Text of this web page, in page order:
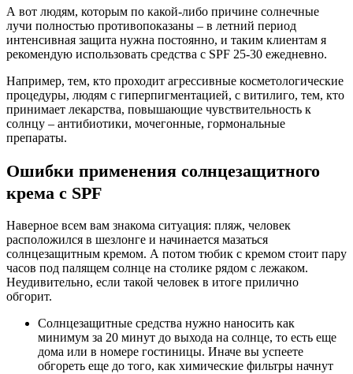
А вот людям, которым по какой-либо причине солнечные
лучи полностью противопоказаны – в летний период
интенсивная защита нужна постоянно, и таким клиентам я
рекомендую использовать средства с SPF 25-30 ежедневно.
Например, тем, кто проходит агрессивные косметологические
процедуры, людям с гиперпигментацией, с витилиго, тем, кто
принимает лекарства, повышающие чувствительность к
солнцу – антибиотики, мочегонные, гормональные
препараты.
Ошибки применения солнцезащитного
крема с SPF
Наверное всем вам знакома ситуация: пляж, человек
расположился в шезлонге и начинается мазаться
солнцезащитным кремом. А потом тюбик с кремом стоит пару
часов под палящем солнце на столике рядом с лежаком.
Неудивительно, если такой человек в итоге прилично
обгорит.
Солнцезащитные средства нужно наносить как
минимум за 20 минут до выхода на солнце, то есть еще
дома или в номере гостиницы. Иначе вы успеете
обгореть еще до того, как химические фильтры начнут